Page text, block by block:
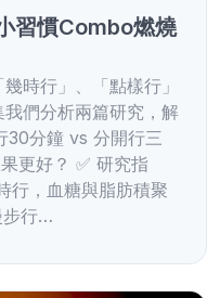
習慣Combo燃燒
時行」、「點樣行」
們分析兩篇研究，解
30分鐘 vs 分開行三
更好？ ✅ 研究指
行，血糖與脂肪積聚
步行…